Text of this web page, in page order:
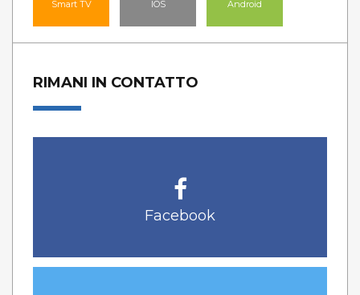
Smart TV IOS Android
RIMANI IN CONTATTO
Facebook